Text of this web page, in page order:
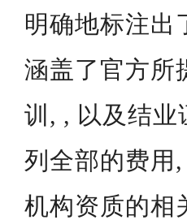
明确地标注出
涵盖了官方所
训, , 以及结业
列全部的费用
机构资质的相